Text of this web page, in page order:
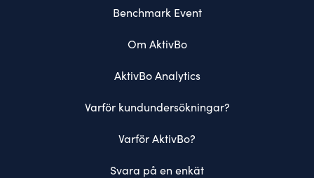
Benchmark Event
Om AktivBo
AktivBo Analytics
Varför kundundersökningar?
Varför AktivBo?
Svara på en enkät